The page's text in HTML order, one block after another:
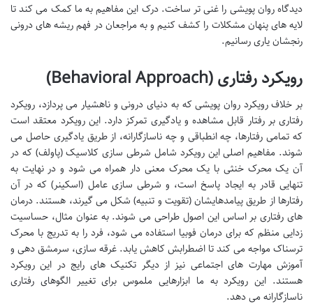
دیدگاه روان پویشی را غنی تر ساخت. درک این مفاهیم به ما کمک می کند تا
لایه های پنهان مشکلات را کشف کنیم و به مراجعان در فهم ریشه های درونی
رنجشان یاری رسانیم.
رویکرد رفتاری (Behavioral Approach)
بر خلاف رویکرد روان پویشی که به دنیای درونی و ناهشیار می پردازد، رویکرد
رفتاری بر رفتار قابل مشاهده و یادگیری تمرکز دارد. این رویکرد معتقد است
که تمامی رفتارها، چه انطباقی و چه ناسازگارانه، از طریق یادگیری حاصل می
شوند. مفاهیم اصلی این رویکرد شامل شرطی سازی کلاسیک (پاولف) که در
آن یک محرک خنثی با یک محرک معنی دار همراه می شود و در نهایت به
تنهایی قادر به ایجاد پاسخ است، و شرطی سازی عامل (اسکینر) که در آن
رفتارها از طریق پیامدهایشان (تقویت و تنبیه) شکل می گیرند، هستند. درمان
های رفتاری بر اساس این اصول طراحی می شوند. به عنوان مثال، حساسیت
زدایی منظم که برای درمان فوبیا استفاده می شود، فرد را به تدریج با محرک
ترسناک مواجه می کند تا اضطرابش کاهش یابد. غرقه سازی، سرمشق دهی و
آموزش مهارت های اجتماعی نیز از دیگر تکنیک های رایج در این رویکرد
هستند. این رویکرد به ما ابزارهایی ملموس برای تغییر الگوهای رفتاری
ناسازگارانه می دهد.